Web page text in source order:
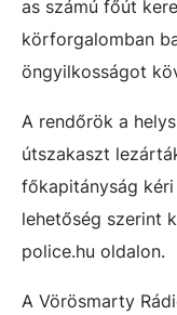
as számú főút
körforgalomban
öngyilkosságot
A rendőrök a
útszakaszt
főkapitányság
lehetőség szerint
police.hu oldalon.
A Vörösmarty